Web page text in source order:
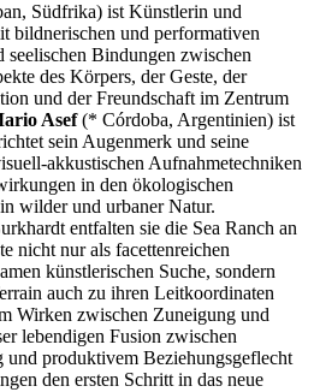
Südfrika) ist Künstlerin und
bildnerischen und performativen
Bindungen zwischen
des Körpers, der Geste, der
und der Freundschaft im Zentrum
Asef(* Córdoba, Argentinien) ist
sein Augenmerk und seine
akkustischen Aufnahmetechniken
in den ökologischen
wilder und urbaner Natur.
entfalten sie die Sea Ranch an
nicht nur als facettenreichen
künstlerischen Suche, sondern
auch zu ihren Leitkoordinaten
Wirken zwischen Zuneigung und
lebendigen Fusion zwischen
und produktivem Beziehungsgeflecht
den ersten Schritt in das neue